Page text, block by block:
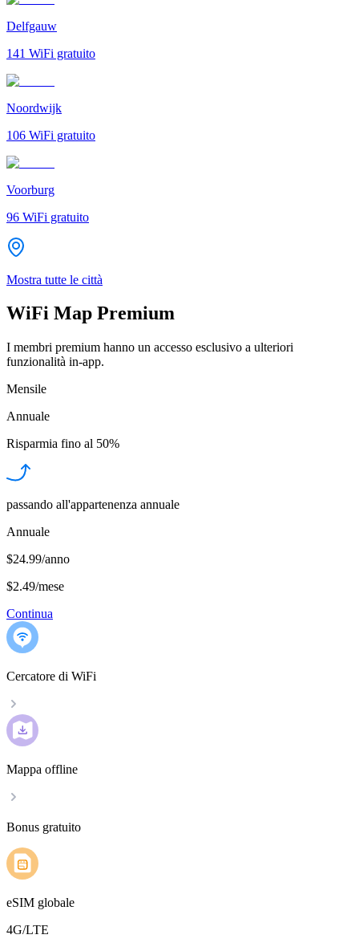
Delfgauw
141 WiFi gratuito
Noordwijk
106 WiFi gratuito
Voorburg
96 WiFi gratuito
Mostra tutte le città
WiFi Map Premium
I membri premium hanno un accesso esclusivo a ulteriori
funzionalità in-app.
Mensile
Annuale
Risparmia fino al 50%
passando all'appartenenza annuale
Annuale
$24.99/anno
$2.49/mese
Continua
Cercatore di WiFi
Mappa offline
Bonus gratuito
eSIM globale
4G/LTE